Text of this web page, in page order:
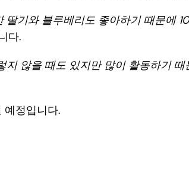
기와 블루베리도 좋아하기 때문에
다.
지 않을 때도 있지만 많이 활동하기
예정입니다.